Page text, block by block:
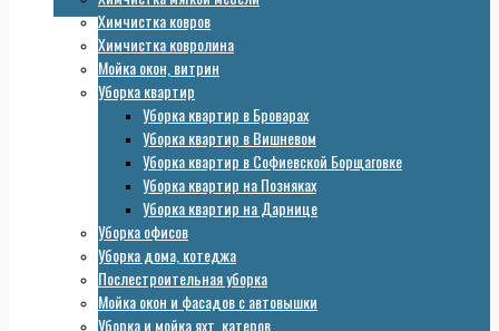
Химчистка ковров
Химчистка ковролина
Мойка окон, витрин
Уборка квартир
Уборка квартир в Броварах
Уборка квартир в Вишневом
Уборка квартир в Софиевской Борщаговке
Уборка квартир на Позняках
Уборка квартир на Дарнице
Уборка офисов
Уборка дома, котеджа
Послестроительная уборка
Мойка окон и фасадов с автовышки
Уборка и мойка яхт, катеров